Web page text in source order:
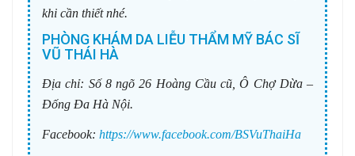
khi cần thiết nhé.
PHÒNG KHÁM DA LIỄU THẨM MỸ BÁC SĨ
VŨ THÁI HÀ
Địa chỉ: Số 8 ngõ 26 Hoàng Cầu cũ, Ô Chợ Dừa –
Đống Đa Hà Nội.
Facebook: https://www.facebook.com/BSVuThaiHa